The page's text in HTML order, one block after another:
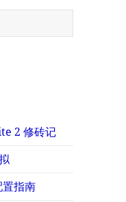
2 修砖记
指南